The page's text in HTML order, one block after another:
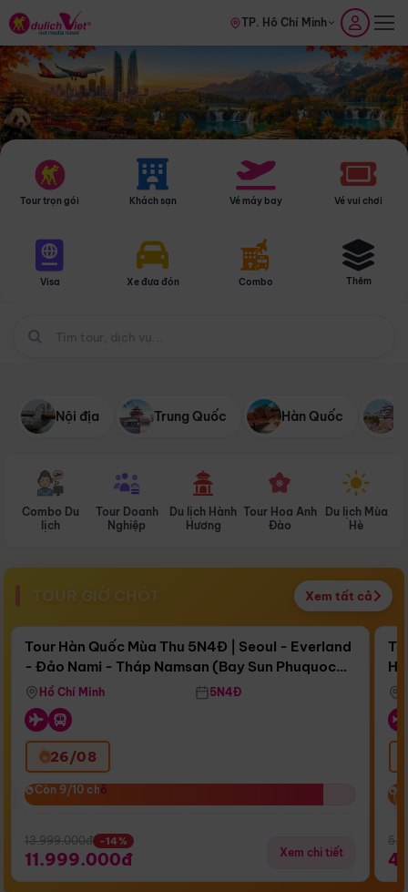
TP. Hồ Chí Minh
Tour trọn gói Khách sạn Vé máy bay Vé vui chơi
Visa Xe đưa đón Combo Thêm
Nội địa Trung Quốc Hàn Quốc
Combo Du
lịch
Tour Doanh
Nghiệp
Du lịch Hành
Hương
Tour Hoa Anh
Đào
Du lịch Mùa
Hè
TOUR GIỜ CHÓT Xem tất cả
Còn15 ngày 08:20:43
Bay Sun Phuquoc Airways
Điểm nổi bật
Tour Hàn Quốc Mùa Thu 5N4Đ | Seoul - Everland
- Đảo Nami - Tháp Namsan (Bay Sun Phuquoc
Airways)
Hồ Chí Minh 5N4Đ
26/08
Còn 9/10 chỗ
Còn 9/10 chỗ
13.999.000đ -14%
11.999.000đ Xem chi tiết